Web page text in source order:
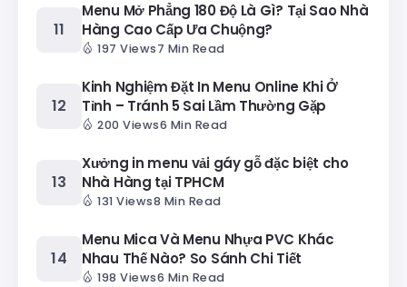
Menu Mở Phẳng 180 Độ Là Gì? Tại Sao Nhà
Hàng Cao Cấp Ưa Chuộng?
197 Views7 Min Read
Kinh Nghiệm Đặt In Menu Online Khi Ở
Tỉnh – Tránh 5 Sai Lầm Thường Gặp
200 Views6 Min Read
Xưởng in menu vải gáy gỗ đặc biệt cho
Nhà Hàng tại TPHCM
131 Views8 Min Read
Menu Mica Và Menu Nhựa PVC Khác
Nhau Thế Nào? So Sánh Chi Tiết
198 Views6 Min Read